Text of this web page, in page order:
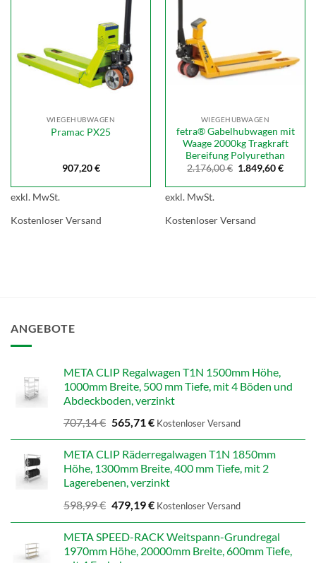
WIEGEHUBWAGEN
Pramac PX25
907,20€
exkl. MwSt.
Kostenloser Versand
WIEGEHUBWAGEN
fetra® Gabelhubwagen mit
Waage 2000kg Tragkraft
Bereifung Polyurethan
2.176,00€ Ursprünglicher
war:
1.849,60€
ist:
exkl. MwSt.
Kostenloser Versand
ANGEBOTE
META CLIP Regalwagen T1N 1500mm Höhe,
1000mm Breite, 500 mm Tiefe, mit 4 Böden und
Abdeckboden, verzinkt
707,14€ Ursprünglicher
Preis
707,14 €
565,71€Aktueller
565,71 €.
Kostenloser Versand
META CLIP Räderregalwagen T1N 1850mm
Höhe, 1300mm Breite, 400 mm Tiefe, mit 2
Lagerebenen, verzinkt
598,99€ Ursprünglicher
Preis
598,99 €
479,19€Aktueller
479,19 €.
Kostenloser Versand
META SPEED-RACK Weitspann-Grundregal
1970mm Höhe, 20000mm Breite, 600mm Tiefe,